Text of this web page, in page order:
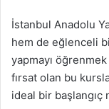
İstanbul Anadolu
hem de eğlenceli
yapmayı
fırsat olan bu
ideal bir başlangıç